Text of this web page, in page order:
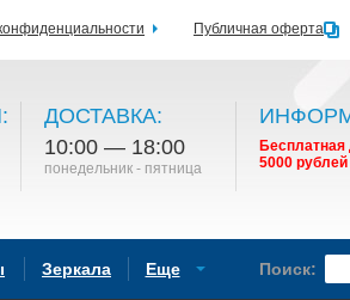
ДОСТАВКА:
10:00 — 18:00
понедельник - пятница
Бесплатная
5000 рублей
Зеркала Еще Поиск:
Публичная оферта